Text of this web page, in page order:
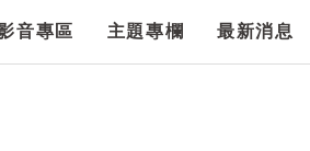
音專區 主題專欄 最新消息